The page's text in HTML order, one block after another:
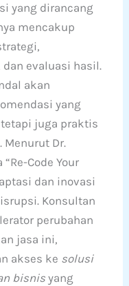
yang dirancang
mencakup
evaluasi hasil.
akan
yang
juga praktis
Dr.
Code Your
dan inovasi
Konsultan
perubahan
jasa ini,
akses ke solusi
bisnis yang